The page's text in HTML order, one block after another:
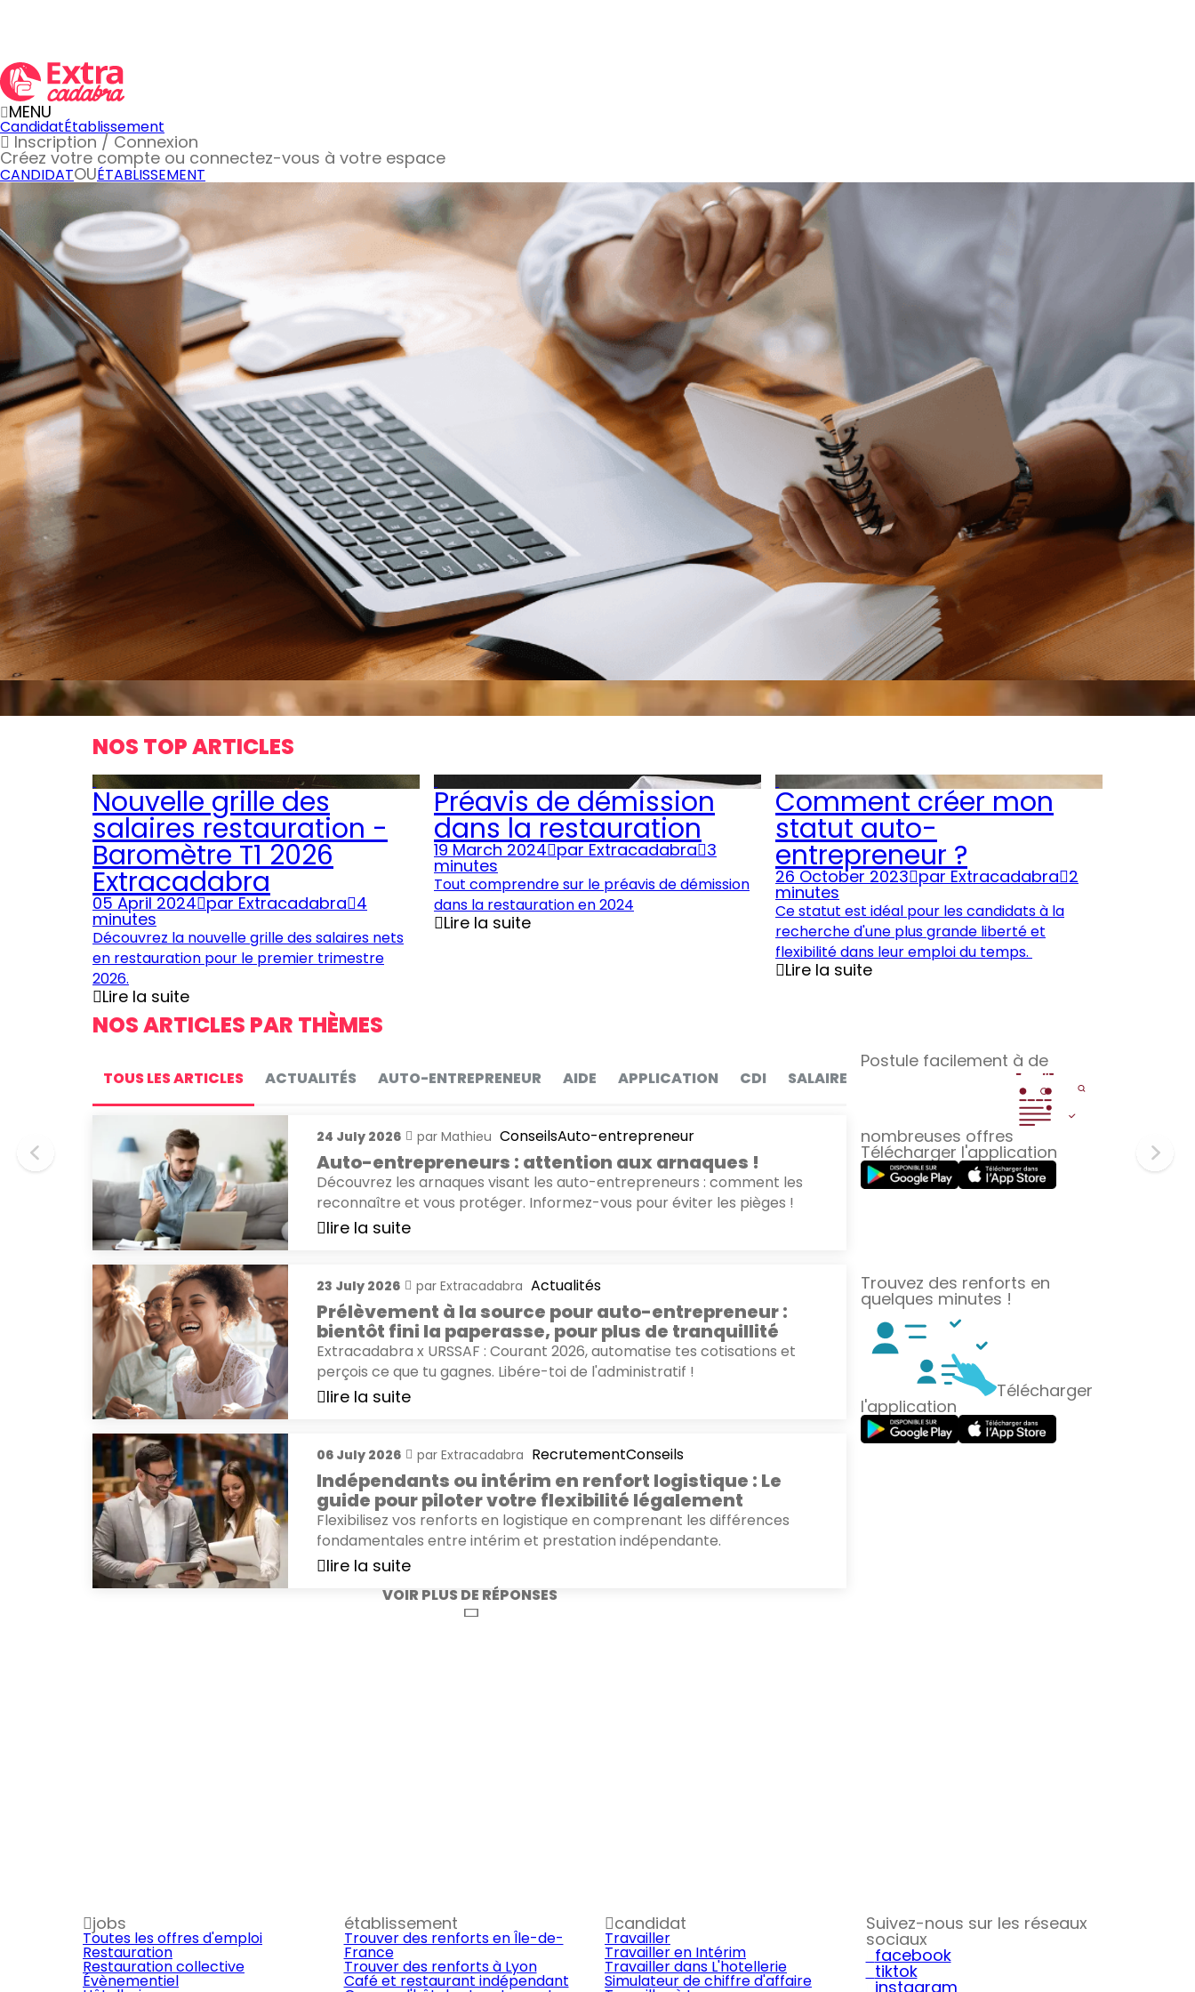
MENU
CandidatÉtablissement
Inscription / Connexion
Créez votre compte ou connectez-vous à votre espace
CANDIDATOUÉTABLISSEMENT
NOS TOP ARTICLES
Nouvelle grille des
salaires restauration -
Baromètre T1 2026
Extracadabra
05 April 2024 parExtracadabra 4
minutes
Découvrez la nouvelle grille des salaires nets
en restauration pour le premier trimestre
2026.
Lire la suite
Préavis de démission
dans la restauration
19 March 2024 parExtracadabra 3
minutes
Tout comprendre sur le préavis de démission
dans la restauration en 2024
Lire la suite
Comment créer mon
statut auto-
entrepreneur ?
26 October 2023 parExtracadabra 2
minutes
Ce statut est idéal pour les candidats à la
recherche d'une plus grande liberté et
flexibilité dans leur emploi du temps.
Lire la suite
NOS ARTICLES PAR THÈMES
TOUS LES ARTICLES ACTUALITÉS AUTO-ENTREPRENEUR AIDE APPLICATION CDI SALAIRES FORMATIONS
24 July 2026 par Mathieu ConseilsAuto-entrepreneur
Auto-entrepreneurs : attention aux arnaques !
Découvrez les arnaques visant les auto-entrepreneurs : comment les
reconnaître et vous protéger. Informez-vous pour éviter les pièges !
lire la suite
23 July 2026 par Extracadabra Actualités
Prélèvement à la source pour auto-entrepreneur :
bientôt fini la paperasse, pour plus de tranquillité
Extracadabra x URSSAF : Courant 2026, automatise tes cotisations et
perçois ce que tu gagnes. Libére-toi de l'administratif !
lire la suite
06 July 2026 par Extracadabra RecrutementConseils
Indépendants ou intérim en renfort logistique : Le
guide pour piloter votre flexibilité légalement
Flexibilisez vos renforts en logistique en comprenant les différences
fondamentales entre intérim et prestation indépendante.
lire la suite
VOIR PLUS DE RÉPONSES
Postule facilement à de
nombreuses offres
Télécharger l'application
Trouvez des renforts en
quelques minutes !
Télécharger
l'application
jobs
Toutes les offres d'emploi
Restauration
Restauration collective
Évènementiel
établissement
Trouver des renforts en Île-de-
France
Trouver des renforts à Lyon
Café et restaurant indépendant
candidat
Travailler
Travailler en Intérim
Travailler dans L'hotellerie
Simulateur de chiffre d'affaire
Suivez-nous sur les réseaux
sociaux
facebook
tiktok
instagram